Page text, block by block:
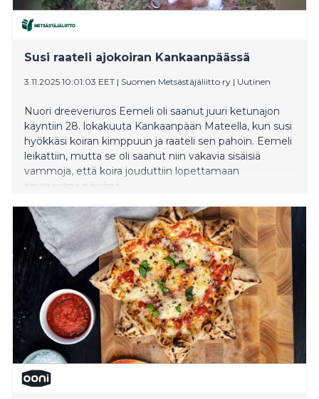
Susi raateli ajokoiran Kankaanpäässä
3.11.2025 10:01:03 EET | Suomen Metsästäjäliitto ry | Uutinen
Nuori dreeveriuros Eemeli oli saanut juuri ketunajon
käyntiin 28. lokakuuta Kankaanpään Mateella, kun susi
hyökkäsi koiran kimppuun ja raateli sen pahoin. Eemeli
leikattiin, mutta se oli saanut niin vakavia sisäisiä
vammoja, että koira jouduttiin lopettamaan
seuraavana päivänä.